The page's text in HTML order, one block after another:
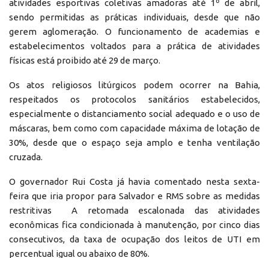
atividades esportivas coletivas amadoras até 1º de abril,
sendo permitidas as práticas individuais, desde que não
gerem aglomeração. O funcionamento de academias e
estabelecimentos voltados para a prática de atividades
físicas está proibido até 29 de março.
Os atos religiosos litúrgicos podem ocorrer na Bahia,
respeitados os protocolos sanitários estabelecidos,
especialmente o distanciamento social adequado e o uso de
máscaras, bem como com capacidade máxima de lotação de
30%, desde que o espaço seja amplo e tenha ventilação
cruzada.
O governador Rui Costa já havia comentado nesta sexta-
feira que iria propor para Salvador e RMS sobre as medidas
restritivas A retomada escalonada das atividades
econômicas fica condicionada à manutenção, por cinco dias
consecutivos, da taxa de ocupação dos leitos de UTI em
percentual igual ou abaixo de 80%.